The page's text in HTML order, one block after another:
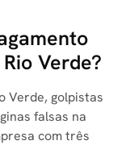
Verde?
Verde, golpistas
falsas na
com três